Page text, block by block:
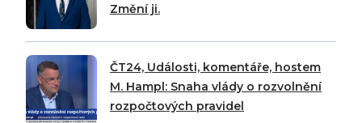
Změní ji.
ČT24, Události, komentáře, hostem
M. Hampl: Snaha vlády o rozvolnění
rozpočtových pravidel